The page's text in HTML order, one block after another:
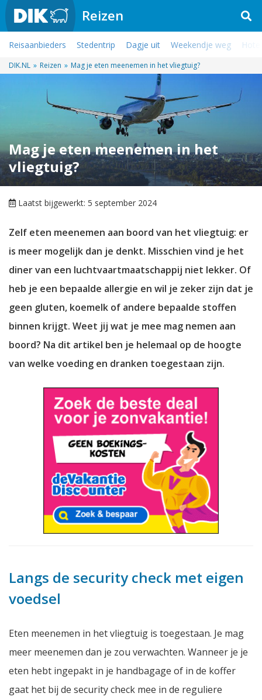
Reizen
Reisaanbieders Stedentrip Dagje uit Weekendje weg
DIK.NL » Reizen » Mag je eten meenemen in het vliegtuig?
Mag je eten meenemen in het
vliegtuig?
Laatst bijgewerkt: 5 september 2024
Zelf eten meenemen aan boord van het vliegtuig: er
is meer mogelijk dan je denkt. Misschien vind je het
diner van een luchtvaartmaatschappij niet lekker. Of
heb je een bepaalde allergie en wil je zeker zijn dat je
geen gluten, koemelk of andere bepaalde stoffen
binnen krijgt. Weet jij wat je mee mag nemen aan
boord? Na dit artikel ben je helemaal op de hoogte
van welke voeding en dranken toegestaan zijn.
Langs de security check met eigen
voedsel
Eten meenemen in het vliegtuig is toegestaan. Je mag
meer meenemen dan je zou verwachten. Wanneer je je
eten hebt ingepakt in je handbagage of in de koffer
gaat het bij de security check mee in de reguliere